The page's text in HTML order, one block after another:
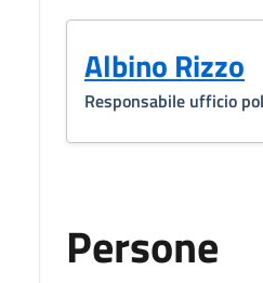
Albino Rizzo
Responsabile ufficio
Persone